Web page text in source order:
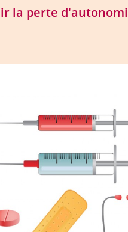
la perte